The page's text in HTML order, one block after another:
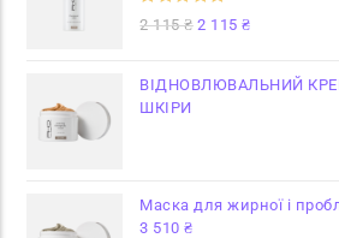
Оцінено в
2 115₴ 2 115₴
ВІДНОВЛЮВАЛЬНИЙ
ШКІРИ
Маска для жирної і
3 510₴